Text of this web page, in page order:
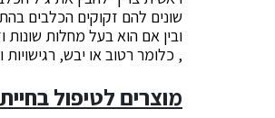
שונים להם זקוקים הכלבים
ובין אם הוא בעל מחלות
, כלומר רטוב או יבש,
מוצרים לטיפול